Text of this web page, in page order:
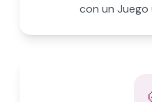
con un Juego